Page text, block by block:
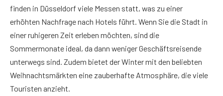
finden in Düsseldorf viele Messen statt, was zu einer
erhöhten Nachfrage nach Hotels führt. Wenn Sie die Stadt in
einer ruhigeren Zeit erleben möchten, sind die
Sommermonate ideal, da dann weniger Geschäftsreisende
unterwegs sind. Zudem bietet der Winter mit den beliebten
Weihnachtsmärkten eine zauberhafte Atmosphäre, die viele
Touristen anzieht.